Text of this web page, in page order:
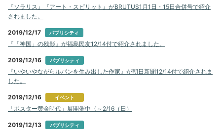
『ソラリス』『アート・スピリット』がBRUTUS1月1日・15日合併号で紹介
されました。
2019/12/17 パブリシティ
『「神国」の残影』が福島民友12/14付で紹介されました。
2019/12/16 パブリシティ
『いやいやながらルパンを生み出した作家』が朝日新聞12/14付で紹介されま
した。
2019/12/16 イベント
「ポスター黄金時代」展開催中〈～2/16（日）
2019/12/13 パブリシティ